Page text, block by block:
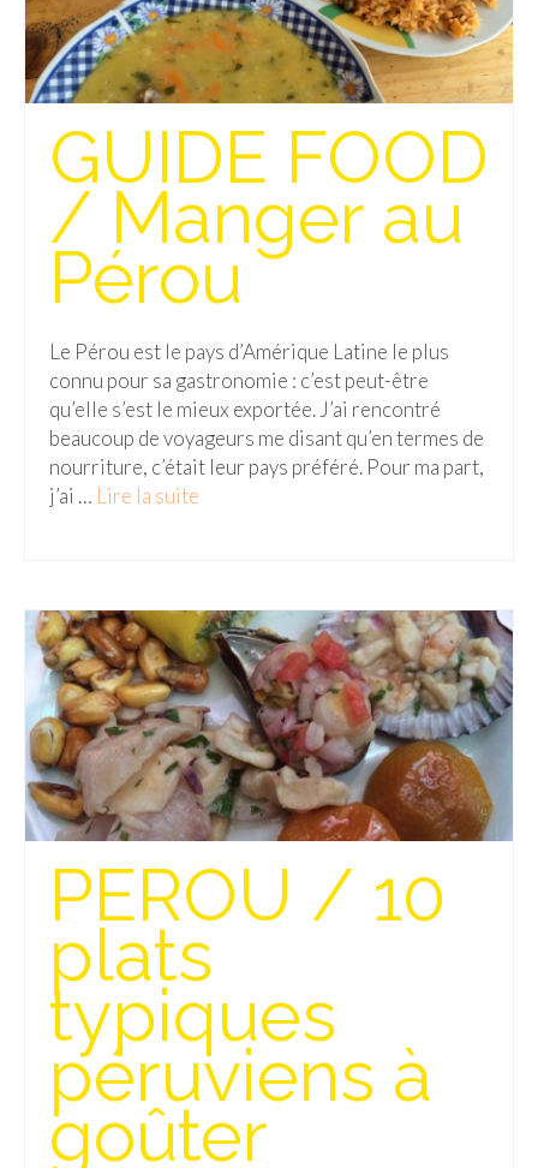
Mu Cang Chai
Ninh Binh
Quy Nhon
EUROPE
France
La Réunion
Poitou
Saint-Malo
Savoie
Berlin
Munich
Danemark
Copenhague
Portugal
Lisbonne
Royaume-Uni
GUIDES FOOD
ALLEMAGNE
– Berlin
– Munich
GUIDE FOOD
/ Manger au
Pérou
Le Pérou est le pays d’Amérique Latine le plus
connu pour sa gastronomie : c’est peut-être
qu’elle s’est le mieux exportée. J’ai rencontré
beaucoup de voyageurs me disant qu’en termes de
nourriture, c’était leur pays préféré. Pour ma part,
j’ai … Lire la suite­­
PEROU / 10
plats
typiques
péruviens à
goûter